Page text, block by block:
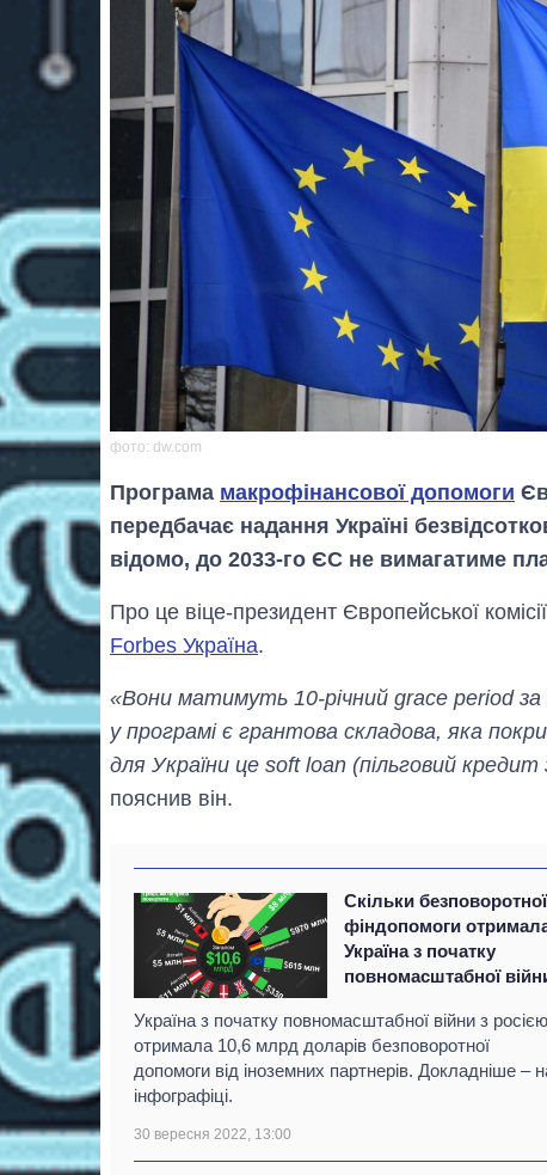
фото: dw.com
Програма макрофінансової допомоги
передбачає надання Україні
відомо, до 2033-го ЄС не вимагатиме
Про це віце-президент Європейської
Forbes Україна.
«Вони матимуть 10-річний grace period
у програмі є грантова складова, яка
для України це soft loan (пільговий
пояснив він.
Скільки безповоротної
фіндопомоги
Україна з початку
повномасштабної
Україна з початку повномасштабної війни з росією
отримала 10,6 млрд доларів безповоротної
допомоги від іноземних партнерів. Докладніше –
інфографіці.
30 вересня 2022, 13:00